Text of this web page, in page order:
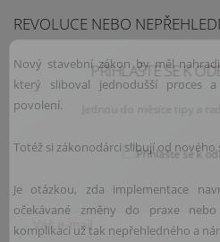
REVOLUCE NEBO
Nový stavební zákon by měl
který sliboval jednodušší proces
povolení.
Totéž si zákonodárci slibují od nového
Je otázkou, zda implementace
očekávané změny do praxe
komplikaci už tak nepřehledného a
PŘIHLAŠTE SE K